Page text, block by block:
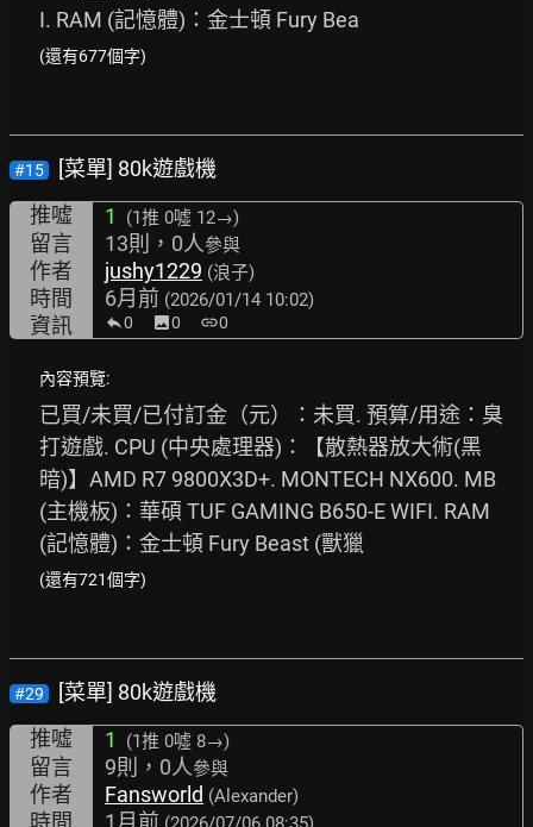
I. RAM (記憶體)：金士頓 Fury Bea
(還有677個字)
#15
[菜單] 80k遊戲機
推噓
1 (1推 0噓 12→)
留言 13則，0人參與
作者 jushy1229 (浪子)
時間 6月前 (2026/01/14 10:02)
資訊 0 image0 link0
內容預覽:
已買/未買/已付訂金（元）：未買. 預算/用途：臭
打遊戲. CPU (中央處理器)：【散熱器放大術(黑
暗)】AMD R7 9800X3D+. MONTECH NX600. MB
(主機板)：華碩 TUF GAMING B650-E WIFI. RAM
(記憶體)：金士頓 Fury Beast (獸獵
(還有721個字)
#29
[菜單] 80k遊戲機
推噓
1 (1推 0噓 8→)
留言 9則，0人參與
作者 Fansworld (Alexander)
時間 1月前